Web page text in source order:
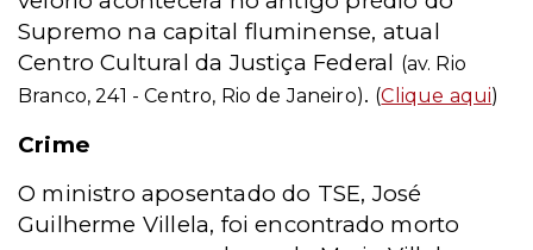
Supremo na capital fluminense, atual
Centro Cultural da Justiça Federal (av. Rio
Branco, 241 - Centro, Rio de Janeiro). (Clique aqui)
Crime
O ministro aposentado do TSE, José
Guilherme Villela, foi encontrado morto